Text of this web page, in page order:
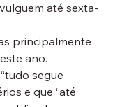
até sexta-
principalmente
ano.
segue
e que “até